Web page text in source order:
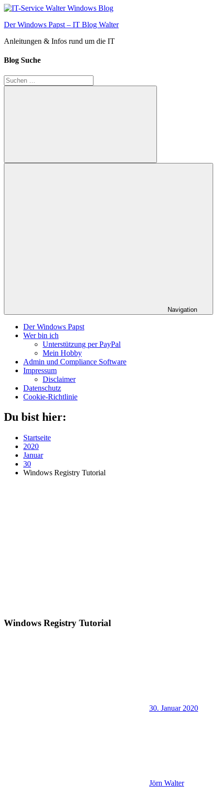
Zum
springen
Der Windows Papst – IT Blog Walter
Anleitungen & Infos rund um die IT
Blog Suche
Suchen
nach:
Suchen
Navigation
Der Windows Papst
Wer bin ich
Unterstützung per PayPal
Mein Hobby
Admin und Compliance Software
Impressum
Disclaimer
Datenschutz
Cookie-Richtlinie
Du bist hier:
Startseite
2020
Januar
30
Windows Registry Tutorial
Windows Registry Tutorial
30. Januar 2020
Jörn Walter